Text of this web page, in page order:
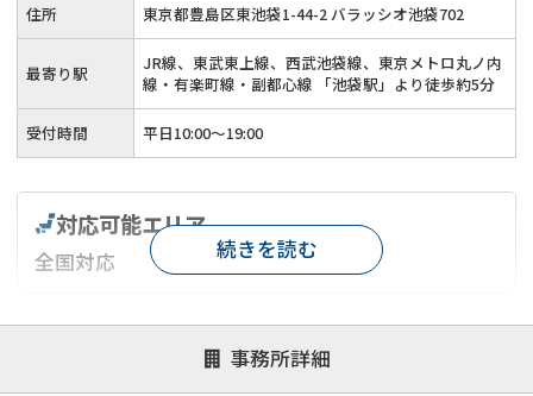
住所 東京都豊島区東池袋1-44-2 バラッシオ池袋702
最寄り駅
JR線、東武東上線、西武池袋線、東京メトロ丸ノ内
線・有楽町線・副都心線 「池袋駅」より徒歩約5分
受付時間 平日10:00～19:00
事務所詳細
対応可能エリア
全国対応
対応が親身 オンライン面談可能
レスポンスが早い
1億円以上の買取可
続きを読む